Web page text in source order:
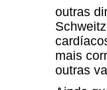
outras
mais
outras